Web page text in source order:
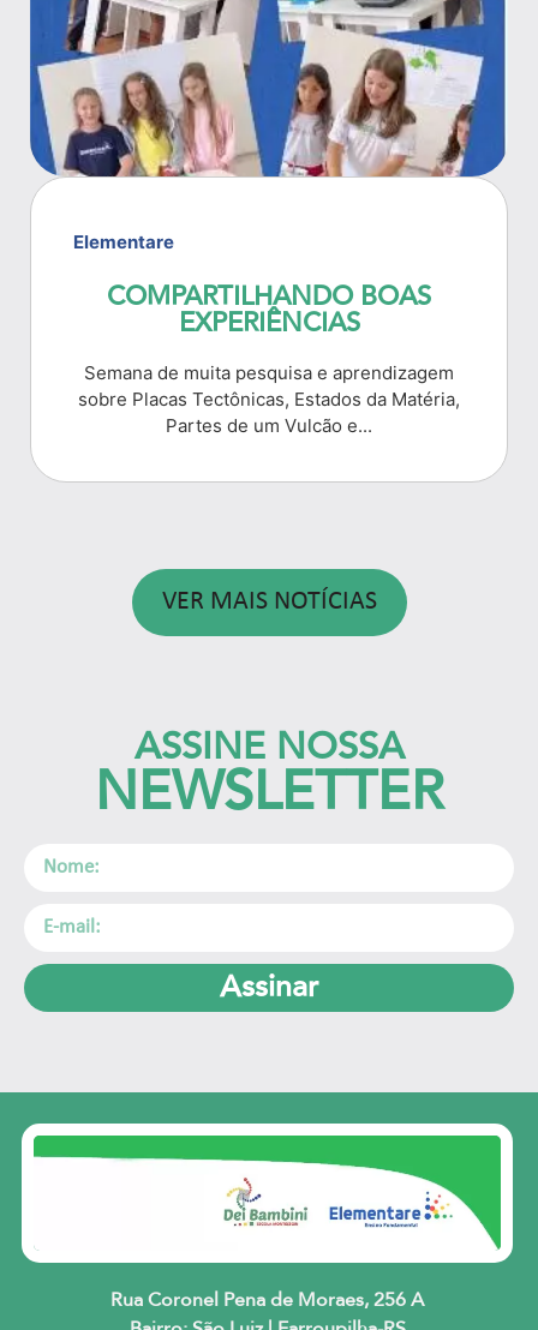
Elementare
COMPARTILHANDO BOAS
EXPERIÊNCIAS
Semana de muita pesquisa e aprendizagem
sobre Placas Tectônicas, Estados da Matéria,
Partes de um Vulcão e...
VER MAIS NOTÍCIAS
ASSINE NOSSA
NEWSLETTER
Assinar
Rua Coronel Pena de Moraes, 256 A